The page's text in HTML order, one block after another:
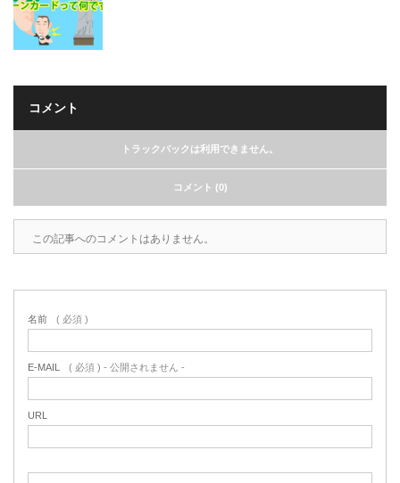
コメント
トラックバックは利用できません。
コメント (0)
この記事へのコメントはありません。
名前 ( 必須 )
E-MAIL ( 必須 ) - 公開されません -
URL